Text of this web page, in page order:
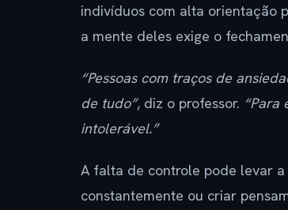
indivíduos com alta orientação
a mente deles exige o
“Pessoas com traços de
de tudo”, diz o professor. “Para
intolerável.”
A falta de controle pode levar
constantemente ou criar